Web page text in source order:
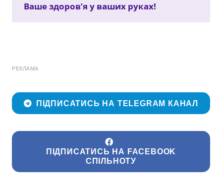
Ваше здоров’я у ваших руках!
РЕКЛАМА
ПІДПИСАТИСЬ НА TELEGRAM КАНАЛ
ПІДПИСАТИСЬ НА FACEBOOK
СПІЛЬНОТУ